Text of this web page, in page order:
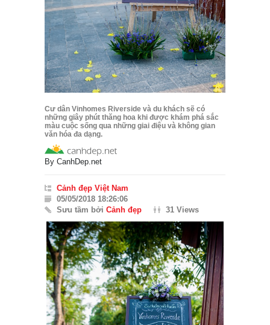
Cư dân Vinhomes Riverside và du khách sẽ có
những giây phút thăng hoa khi được khám phá sắc
màu cuộc sống qua những giai điệu và không gian
văn hóa đa dạng.
By CanhDep.net
Cảnh đẹp Việt Nam
05/05/2018 18:26:06
Sưu tầm bởi Cảnh đẹp 31 Views